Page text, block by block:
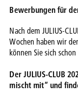
Bewerbungen für
Nach dem JULIUS-
Wochen haben wir
können Sie sich
Der JULIUS-CLUB
mischt mit“ und